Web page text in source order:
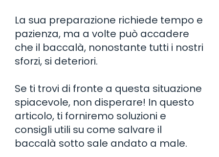
La sua preparazione richiede tempo e
pazienza, ma a volte può accadere
che il baccalà, nonostante tutti i nostri
sforzi, si deteriori.
Se ti trovi di fronte a questa situazione
spiacevole, non disperare! In questo
articolo, ti forniremo soluzioni e
consigli utili su come salvare il
baccalà sotto sale andato a male.